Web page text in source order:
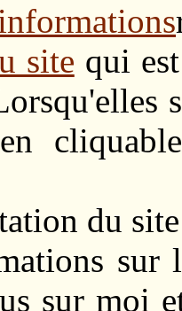
site qui
du
sur
sur moi